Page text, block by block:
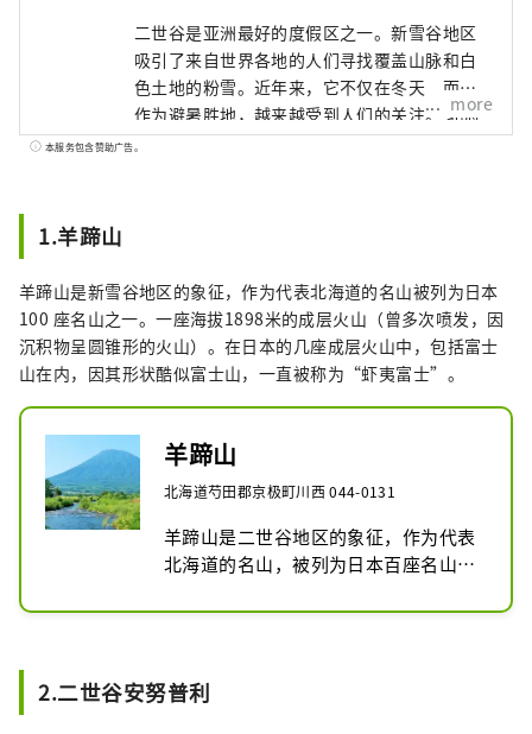
二世谷是亚洲最好的度假区之一。新雪谷地区
吸引了来自世界各地的人们寻找覆盖山脉和白
色土地的粉雪。近年来，它不仅在冬天，而且
作为避暑胜地，越来越受到人们的关注。 北海
道位于本州北部，隔着津轻海峡。从北海道最
气中度过。冬天的大地，是一片绚丽夺目的纯
白雪。为了在美丽的大自然中享受丰富的生
活，移民人数逐年增加。
more
本服务包含赞助广告。
1.羊蹄山
羊蹄山是新雪谷地区的象征，作为代表北海道的名山被列为日本
100 座名山之一。一座海拔1898米的成层火山（曾多次喷发，因
沉积物呈圆锥形的火山）。在日本的几座成层火山中，包括富士
山在内，因其形状酷似富士山，一直被称为“虾夷富士”。
羊蹄山
北海道芍田郡京极町川西 044-0131
羊蹄山是二世谷地区的象征，作为代表
北海道的名山，被列为日本百座名山之
次喷发，因沉积而呈圆锥形的火山）。
称为“虾夷富士”。
2.二世谷安努普利